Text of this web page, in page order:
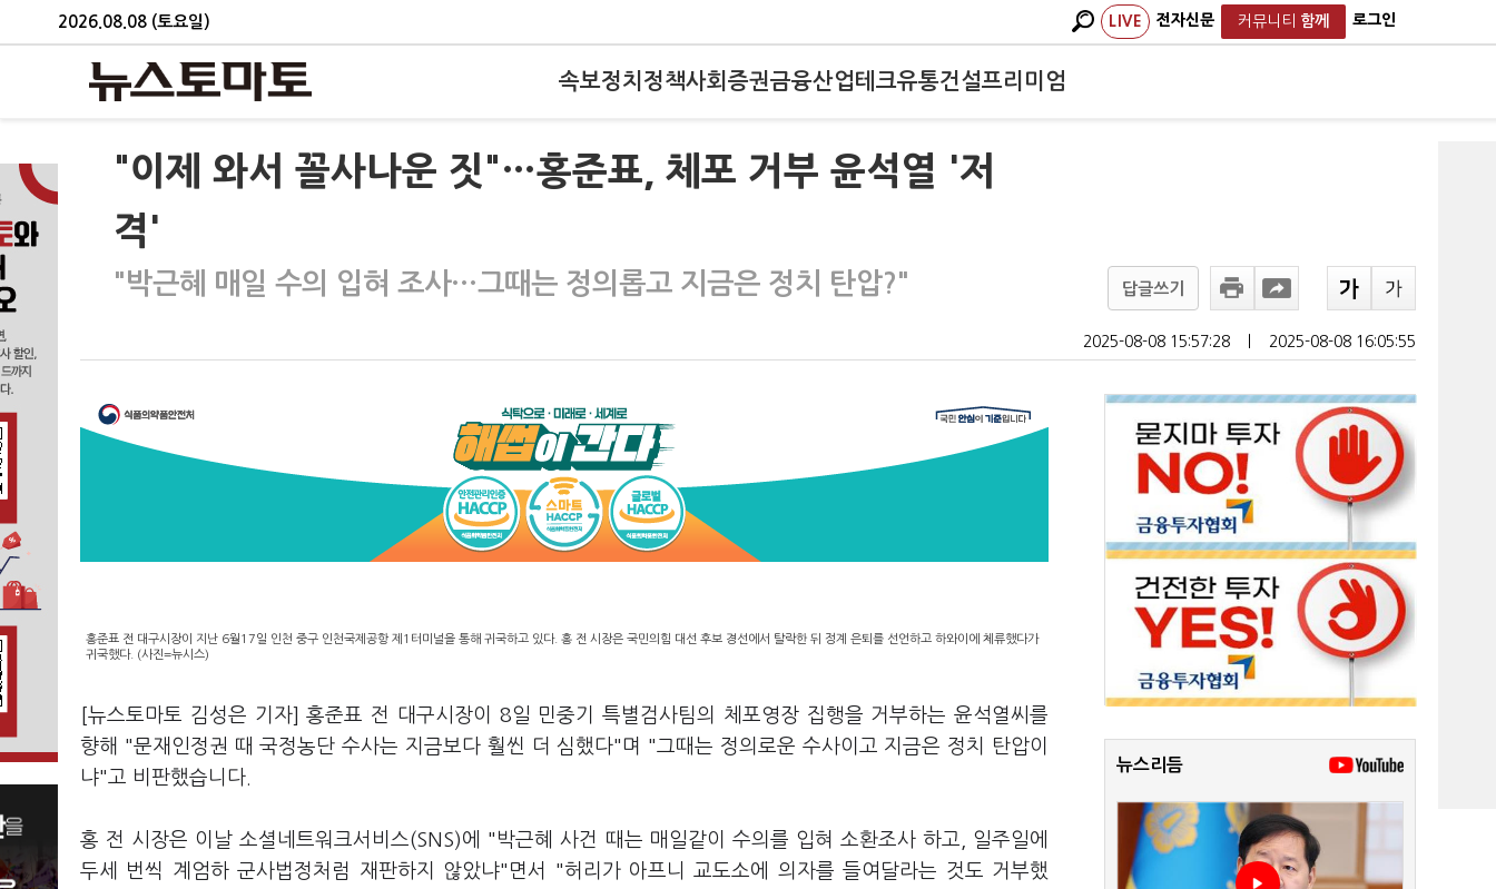
2026.08.08 (토요일) LIVE 전자신문 커뮤니티 함께 로그인
속보정치 정책사회 증권금융산업테크유통건설프리미엄
"이제 와서 꼴사나운 짓"…홍준표, 체포 거부 윤석열 '저
격'
"박근혜 매일 수의 입혀 조사…그때는 정의롭고 지금은 정치 탄압?" 답글쓰기
2025-08-08 15:57:28 2025-08-08 16:05:55
홍준표 전 대구시장이 지난 6월17일 인천 중구 인천국제공항 제1터미널을 통해 귀국하고 있다. 홍 전 시장은 국민의힘 대선 후보 경선에서 탈락한 뒤 정계 은퇴를 선언하고 하와이에 체류했다가
귀국했다. (사진=뉴시스)
[뉴스토마토 김성은 기자] 홍준표 전 대구시장이 8일 민중기 특별검사팀의 체포영장 집행을 거부하는 윤석열씨를
향해 "문재인정권 때 국정농단 수사는 지금보다 훨씬 더 심했다"며 "그때는 정의로운 수사이고 지금은 정치 탄압이
냐"고 비판했습니다.
홍 전 시장은 이날 소셜네트워크서비스(SNS)에 "박근혜 사건 때는 매일같이 수의를 입혀 소환조사 하고, 일주일에
두세 번씩 계엄하 군사법정처럼 재판하지 않았냐"면서 "허리가 아프니 교도소에 의자를 들여달라는 것도 거부했
뉴스리듬